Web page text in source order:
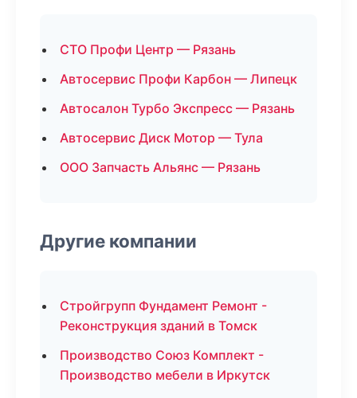
СТО Профи Центр — Рязань
Автосервис Профи Карбон — Липецк
Автосалон Турбо Экспресс — Рязань
Автосервис Диск Мотор — Тула
ООО Запчасть Альянс — Рязань
Другие компании
Стройгрупп Фундамент Ремонт -
Реконструкция зданий в Томск
Производство Союз Комплект -
Производство мебели в Иркутск